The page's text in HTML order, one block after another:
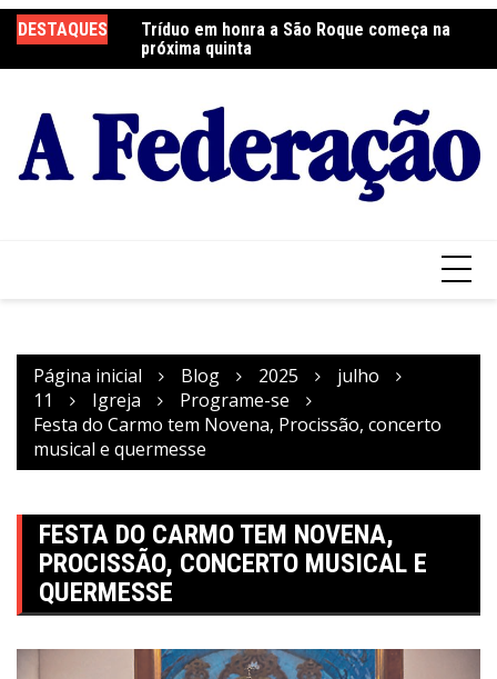
para
o
DESTAQUES
Tríduo em honra a São Roque começa na
próxima quinta
Franciscanos Seculares realizam ação
solidária
Página inicial Blog 2025
julho
11
Igreja
Programe-se
Festa do Carmo tem Novena, Procissão, concerto
musical e quermesse
FESTA DO CARMO TEM NOVENA,
PROCISSÃO, CONCERTO MUSICAL E
QUERMESSE